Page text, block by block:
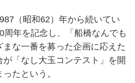
（昭和62）年から続いてい
周年を記念し、「船橋なんでも
な一番を募った企画に応えた
「なし大玉コンテスト」を開
たという。